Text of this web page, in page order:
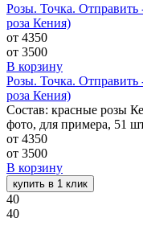
Розы. Точка.
роза Кения)
от 4350
от 3500
В корзину
Розы. Точка.
роза Кения)
Состав: красные розы
фото, для примера, 51
от 4350
от 3500
В корзину
купить в 1 клик
40
40